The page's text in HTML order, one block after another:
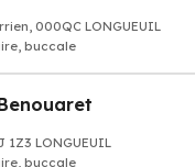
000QC LONGUEUIL
buccale
LONGUEUIL
buccale